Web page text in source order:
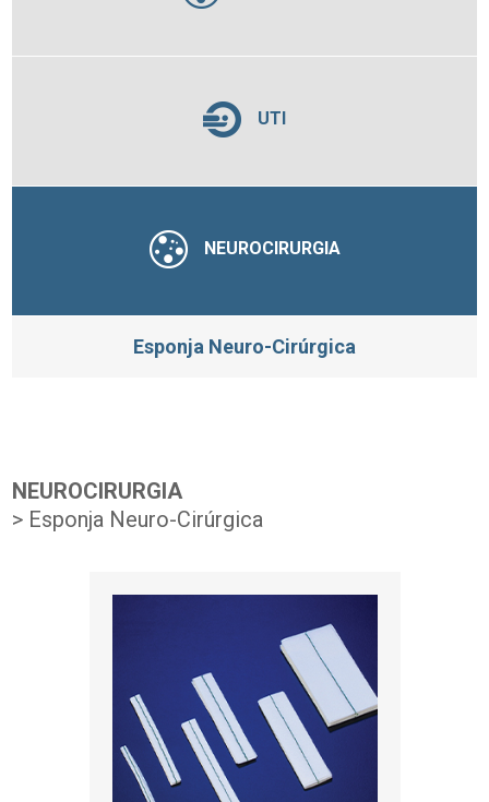
UTI
NEUROCIRURGIA
Esponja Neuro-Cirúrgica
NEUROCIRURGIA
> Esponja Neuro-Cirúrgica